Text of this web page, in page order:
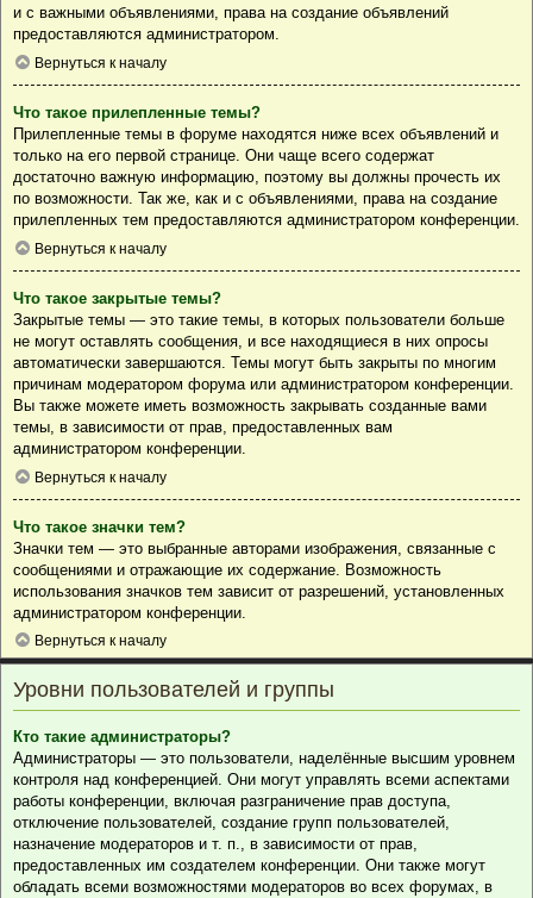
и с важными объявлениями, права на создание объявлений
предоставляются администратором.
Вернуться к началу
Что такое прилепленные темы?
Прилепленные темы в форуме находятся ниже всех объявлений и
только на его первой странице. Они чаще всего содержат
достаточно важную информацию, поэтому вы должны прочесть их
по возможности. Так же, как и с объявлениями, права на создание
прилепленных тем предоставляются администратором конференции.
Вернуться к началу
Что такое закрытые темы?
Закрытые темы — это такие темы, в которых пользователи больше
не могут оставлять сообщения, и все находящиеся в них опросы
автоматически завершаются. Темы могут быть закрыты по многим
причинам модератором форума или администратором конференции.
Вы также можете иметь возможность закрывать созданные вами
темы, в зависимости от прав, предоставленных вам
администратором конференции.
Вернуться к началу
Что такое значки тем?
Значки тем — это выбранные авторами изображения, связанные с
сообщениями и отражающие их содержание. Возможность
использования значков тем зависит от разрешений, установленных
администратором конференции.
Вернуться к началу
Уровни пользователей и группы
Кто такие администраторы?
Администраторы — это пользователи, наделённые высшим уровнем
контроля над конференцией. Они могут управлять всеми аспектами
работы конференции, включая разграничение прав доступа,
отключение пользователей, создание групп пользователей,
назначение модераторов и т. п., в зависимости от прав,
предоставленных им создателем конференции. Они также могут
обладать всеми возможностями модераторов во всех форумах, в